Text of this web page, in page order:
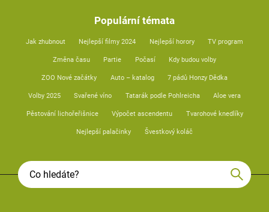
Populární témata
Jak zhubnout Nejlepší filmy 2024 Nejlepší horory TV program
Změna času Partie Počasí Kdy budou volby
ZOO Nové začátky Auto – katalog 7 pádů Honzy Dědka
Volby 2025 Svařené víno Tatarák podle Pohlreicha Aloe vera
Pěstování lichořeřišnice Výpočet ascendentu Tvarohové knedlíky
Nejlepší palačinky Švestkový koláč